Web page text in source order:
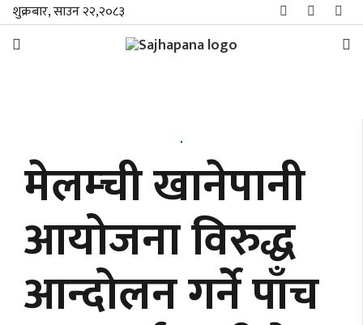
शुक्रबार, साउन २२,२०८३
स्थानीय
राजनीति
मनोरञ्जन/
मेलम्ची खानेपानी
आयोजना विरुद्ध
आन्दोलन गर्ने पाँच